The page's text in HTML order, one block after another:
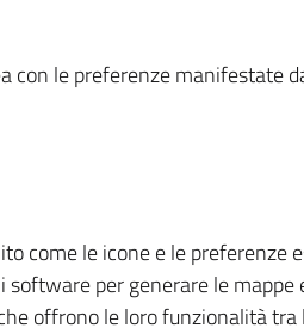
con le preferenze manifestate
come le icone e le preferenze
per generare le
offrono le loro funzionalità tra